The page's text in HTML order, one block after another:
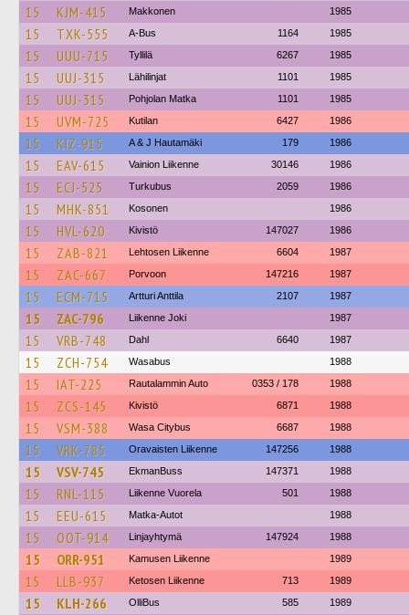
15 KJM-415 Makkonen 1985
15 TXK-555 A-Bus 1164 1985
15 UUU-715 Tyllilä 6267 1985
15 UUJ-315 Lähilinjat 1101 1985
15 UUJ-315 Pohjolan Matka 1101 1985
15 UVM-725 Kutilan 6427 1986
15 KIZ-915 A & J Hautamäki 179 1986
15 EAV-615 Vainion Liikenne 30146 1986
15 ECJ-525 Turkubus 2059 1986
15 MHK-851 Kosonen 1986
15 HVL-620 Kivistö 147027 1986
15 ZAB-821 Lehtosen Liikenne 6604 1987
15 ZAC-667 Porvoon 147216 1987
15 ECM-715 Artturi Anttila 2107 1987
15 ZAC-796 Liikenne Joki 1987
15 VRB-748 Dahl 6640 1987
15 ZCH-754 Wasabus 1988
15 IAT-225 Rautalammin Auto 0353 / 178 1988
15 ZCS-145 Kivistö 6871 1988
15 VSM-388 Wasa Citybus 6687 1988
15 VRK-785 Oravaisten Liikenne 147256 1988
15 VSV-745 EkmanBuss 147371 1988
15 RNL-115 Liikenne Vuorela 501 1988
15 EEU-615 Matka-Autot 1988
15 OOT-914 Linjayhtymä 147924 1988
15 ORR-951 Kamusen Liikenne 1989
15 LLB-937 Ketosen Liikenne 713 1989
15 KLH-266 OlliBus 585 1989